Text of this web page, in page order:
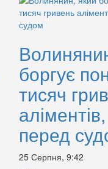
боргує
тисяч
перед
25 Серпня, 9:42